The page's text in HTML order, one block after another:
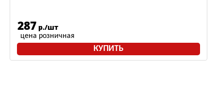
287 р./шт
цена розничная
КУПИТЬ